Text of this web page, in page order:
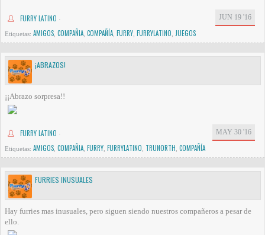
FURRY LATINO JUN 19 '16
·
Etiquetas: AMIGOS COMPAÑIA COMPAÑÍA FURRY FURRYLATINO JUEGOS
¡ABRAZOS!
¡¡Abrazo sorpresa!!
FURRY LATINO MAY 30 '16
·
Etiquetas: AMIGOS COMPAÑIA FURRY FURRYLATINO TRUNORTH COMPAÑÍA
FURRIES INUSUALES
Hay furries mas inusuales, pero siguen siendo nuestros compañeros a pesar de
ello.